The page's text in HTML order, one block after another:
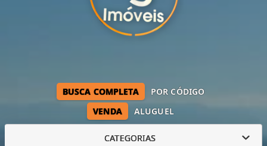
VENDA ALUGUEL
BUSCA COMPLETA POR CÓDIGO
CATEGORIAS